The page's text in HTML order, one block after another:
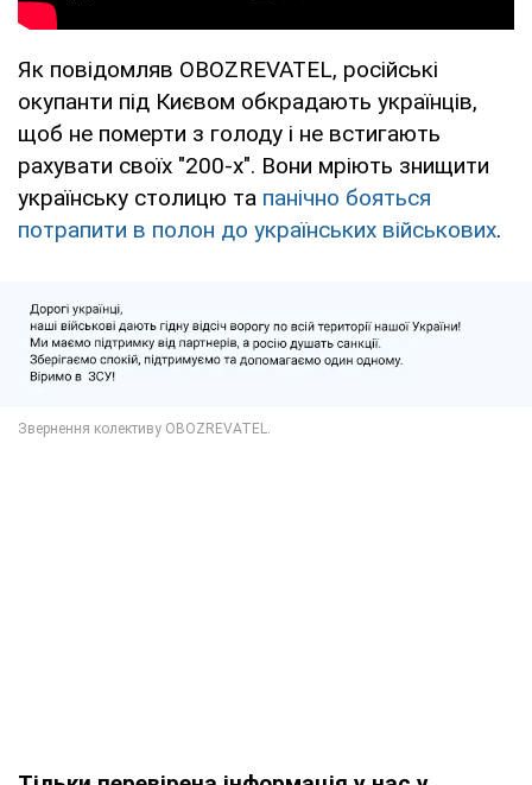
Як повідомляв OBOZREVATEL, російські
окупанти під Києвом обкрадають українців,
щоб не померти з голоду і не встигають
рахувати своїх "200-х". Вони мріють знищити
українську столицю та панічно бояться
потрапити в полон до українських військових.